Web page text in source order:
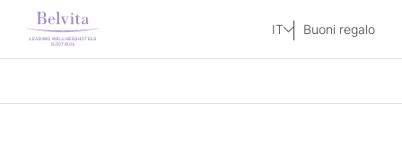
IT Buoni regalo